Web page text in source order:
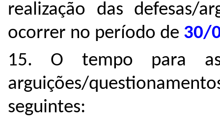
realização das defesas/
ocorrer no período de 30/
15. O tempo para
arguições/
seguintes: